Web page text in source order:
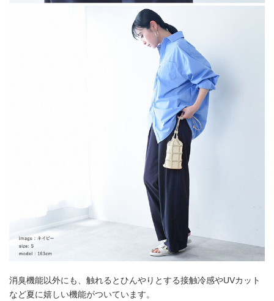
消臭機能以外にも、触れるとひんやりとする接触冷感やUVカット
など夏に嬉しい機能がついています。